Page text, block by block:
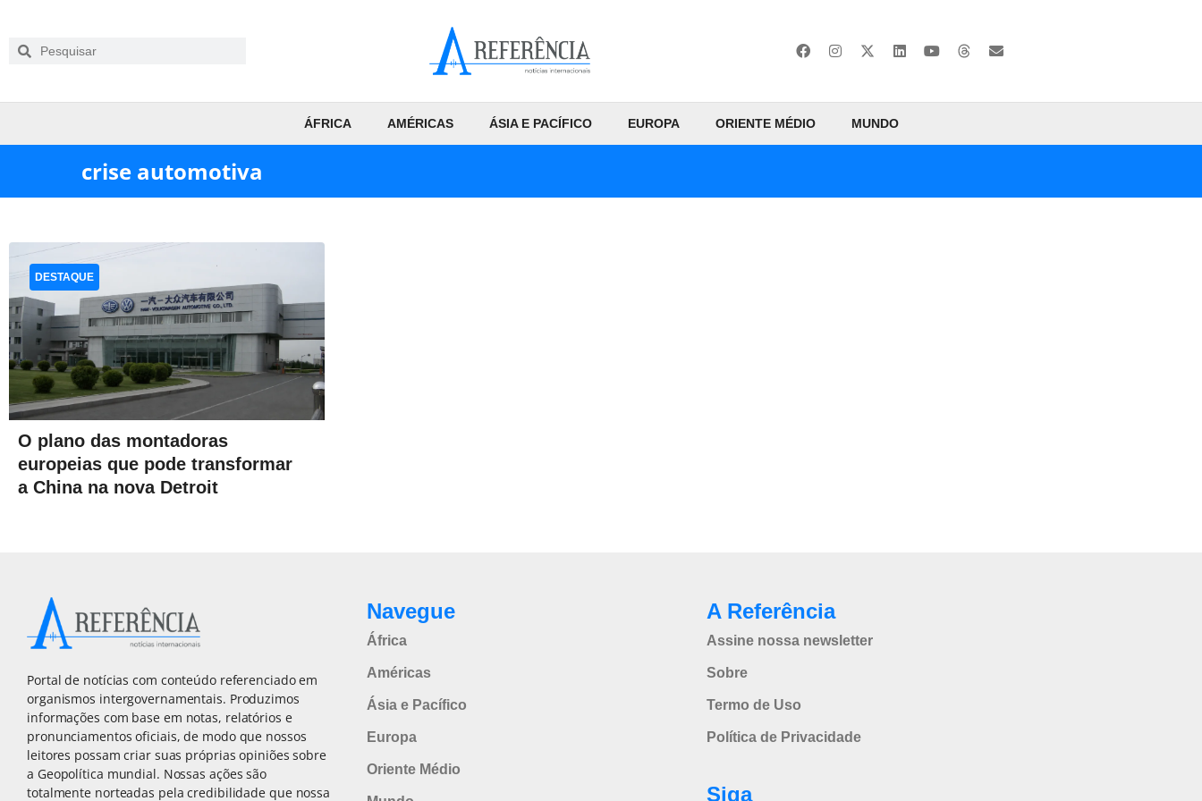
ÁFRICA AMÉRICAS ÁSIA E PACÍFICO EUROPA ORIENTE MÉDIO MUNDO
crise automotiva
O plano das montadoras
europeias que pode transformar
a China na nova Detroit
DESTAQUE
Portal de notícias com conteúdo referenciado em
organismos intergovernamentais. Produzimos
informações com base em notas, relatórios e
pronunciamentos oficiais, de modo que nossos
leitores possam criar suas próprias opiniões sobre
a Geopolítica mundial. Nossas ações são
totalmente norteadas pela credibilidade que nossa
Navegue
África
Américas
Ásia e Pacífico
Europa
Oriente Médio
A Referência
Assine nossa newsletter
Sobre
Termo de Uso
Política de Privacidade
Siga